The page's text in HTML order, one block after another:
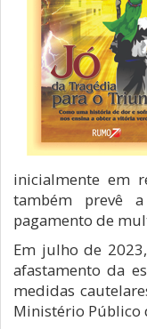
inicialmente em
também prevê
pagamento de
Em julho de
afastamento da
medidas
Ministério Público